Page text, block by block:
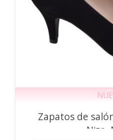
Zapatos de
Niza,